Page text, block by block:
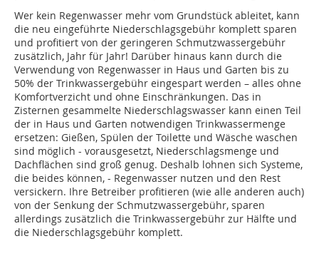
Wer kein Regenwasser mehr vom Grundstück ableitet, kann
die neu eingeführte Niederschlagsgebühr komplett sparen
und profitiert von der geringeren Schmutzwassergebühr
zusätzlich, Jahr für Jahr! Darüber hinaus kann durch die
Verwendung von Regenwasser in Haus und Garten bis zu
50% der Trinkwassergebühr eingespart werden – alles ohne
Komfortverzicht und ohne Einschränkungen. Das in
Zisternen gesammelte Niederschlagswasser kann einen Teil
der in Haus und Garten notwendigen Trinkwassermenge
ersetzen: Gießen, Spülen der Toilette und Wäsche waschen
sind möglich - vorausgesetzt, Niederschlagsmenge und
Dachflächen sind groß genug. Deshalb lohnen sich Systeme,
die beides können, - Regenwasser nutzen und den Rest
versickern. Ihre Betreiber profitieren (wie alle anderen auch)
von der Senkung der Schmutzwassergebühr, sparen
allerdings zusätzlich die Trinkwassergebühr zur Hälfte und
die Niederschlagsgebühr komplett.